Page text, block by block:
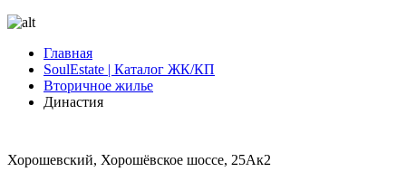
Главная
SoulEstate | Каталог ЖК/КП
Вторичное жилье
Династия
Хорошевский, Хорошёвское шоссе, 25Ак2